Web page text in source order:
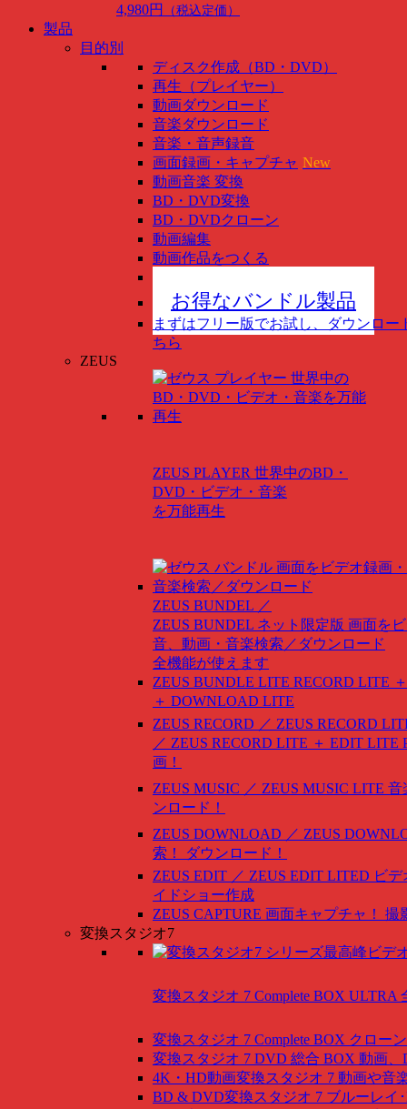
4,980円
（税込定価）
製品
目的別
ディスク作成（BD・DVD）
再生（プレイヤー）
動画ダウンロード
音楽ダウンロード
音楽・音声録音
画面録画・キャプチャ New
動画音楽 変換
BD・DVD変換
BD・DVDクローン
動画編集
動画作品をつくる
お得なバンドル製品
まずはフリー版でお試し、ダウンロー
ちら
ZEUS
ZEUS PLAYER 世界中のBD・
DVD・ビデオ・音楽
を万能再生
ZEUS BUNDEL ／
ZEUS BUNDEL ネット限定版 画面を
音、動画・音楽検索／ダウンロード
全機能が使えます
ZEUS BUNDLE LITE RECORD LITE
＋ DOWNLOAD LITE
ZEUS RECORD ／ ZEUS RECORD
／ ZEUS RECORD LITE ＋ EDIT LITE
画！
ZEUS MUSIC ／ ZEUS MUSIC LITE 音
ンロード！
ZEUS DOWNLOAD ／ ZEUS
索！ ダウンロード！
ZEUS EDIT ／ ZEUS EDIT LITED ビ
イドショー作成
ZEUS CAPTURE 画面キャプチャ！ 撮
変換スタジオ7
変換スタジオ 7 Complete BOX ULTRA
変換スタジオ 7 Complete BOX クロー
変換スタジオ 7 DVD 総合 BOX 動画、
4K・HD動画変換スタジオ 7 動画や音
BD & DVD変換スタジオ 7 ブルーレイ